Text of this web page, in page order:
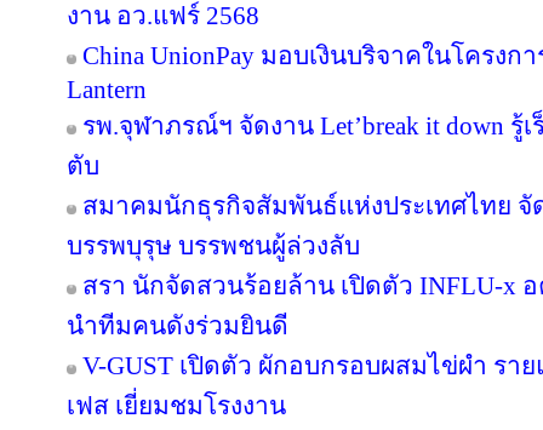
งาน อว.แฟร์ 2568
China UnionPay มอบเงินบริจาคในโครงกา
Lantern
รพ.จุฬาภรณ์ฯ จัดงาน Let’break it down รู้
ตับ
สมาคมนักธุรกิจสัมพันธ์แห่งประเทศไทย
บรรพบุรุษ บรรพชนผู้ล่วงลับ
สรา นักจัดสวนร้อยล้าน เปิดตัว INFLU-x
นำทีมคนดังร่วมยินดี
V-GUST เปิดตัว ผักอบกรอบผสมไข่ผำ รา
เฟส เยี่ยมชมโรงงาน